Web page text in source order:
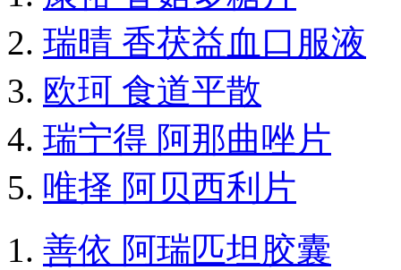
瑞晴 香茯益血口服液
欧珂 食道平散
瑞宁得 阿那曲唑片
唯择 阿贝西利片
善依 阿瑞匹坦胶囊